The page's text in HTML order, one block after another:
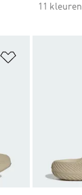
11 kleuren